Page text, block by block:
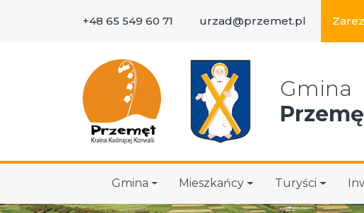
+48 65 549 60 71 urzad@przemet.pl
Gmina
Gmina Mieszkańcy Turyści
Wyszukaj w